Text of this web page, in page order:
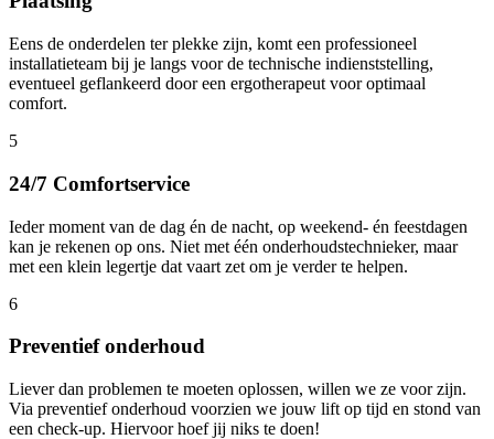
Eens de onderdelen ter plekke zijn, komt een professioneel
installatieteam bij je langs voor de technische indienststelling,
eventueel geflankeerd door een ergotherapeut voor optimaal
comfort.
5
24/7 Comfortservice
Ieder moment van de dag én de nacht, op weekend- én feestdagen
kan je rekenen op ons. Niet met één onderhoudstechnieker, maar
met een klein legertje dat vaart zet om je verder te helpen.
6
Preventief onderhoud
Liever dan problemen te moeten oplossen, willen we ze voor zijn.
Via preventief onderhoud voorzien we jouw lift op tijd en stond van
een check-up. Hiervoor hoef jij niks te doen!